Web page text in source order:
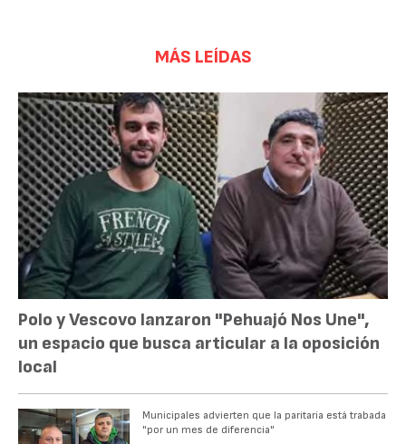
MÁS LEÍDAS
Polo y Vescovo lanzaron "Pehuajó Nos Une",
un espacio que busca articular a la oposición
local
Municipales advierten que la paritaria está trabada
"por un mes de diferencia"